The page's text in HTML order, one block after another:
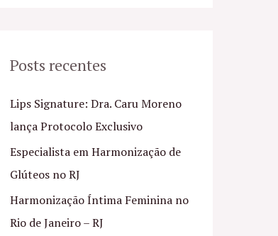
u
s
a
r
p
o
r
Posts recentes
Lips Signature: Dra. Caru Moreno
lança Protocolo Exclusivo
Especialista em Harmonização de
Glúteos no RJ
Harmonização Íntima Feminina no
Rio de Janeiro – RJ